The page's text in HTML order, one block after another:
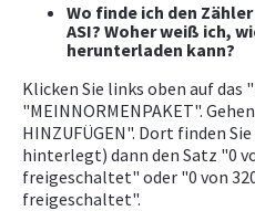
Wo finde ich den
ASI? Woher weiß ich,
herunterladen kann?
Klicken Sie links oben auf das
"MEINNORMENPAKET".
HINZUFÜGEN". Dort finden
hinterlegt) dann den Satz "0
freigeschaltet" oder "0 von
freigeschaltet".